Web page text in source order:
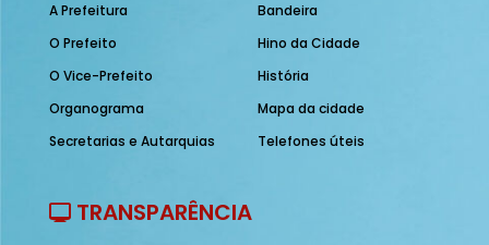
A Prefeitura
O Prefeito
O Vice-Prefeito
Organograma
Secretarias e Autarquias
Bandeira
Hino da Cidade
História
Mapa da cidade
Telefones úteis
TRANSPARÊNCIA